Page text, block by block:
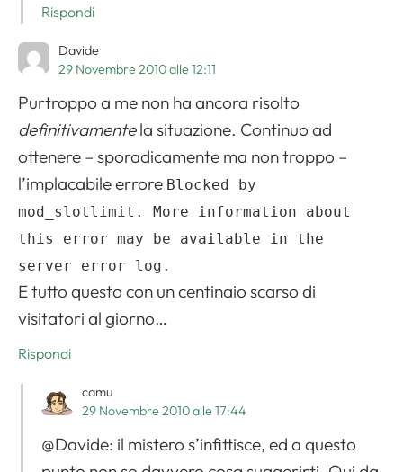
Rispondi
Davide
29 Novembre 2010 alle 12:11
Purtroppo a me non ha ancora risolto
definitivamentela situazione. Continuo ad
ottenere – sporadicamente ma non troppo –
l’implacabile errore Blocked by
mod_slotlimit. More information about
this error may be available in the
server error log.
E tutto questo con un centinaio scarso di
visitatori al giorno…
Rispondi
camu
29 Novembre 2010 alle 17:44
@Davide: il mistero s’infittisce, ed a questo